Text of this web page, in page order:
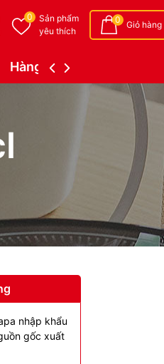
0
Sản phẩm
yêu thích
0 Giỏ hàng
Hàng đặt trước (Coming
nhập khẩu
gốc xuất